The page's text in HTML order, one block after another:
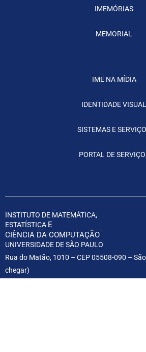
IMEMÓRIAS
MEMORIAL
IME NA MÍDIA
IDENTIDADE VISUAL
SISTEMAS E
PORTAL DE
INSTITUTO DE MATEMÁTICA,
ESTATÍSTICA E
CIÊNCIA DA COMPUTAÇÃO
UNIVERSIDADE DE SÃO PAULO
Rua do Matão, 1010 – CEP 05508-090 –
chegar)